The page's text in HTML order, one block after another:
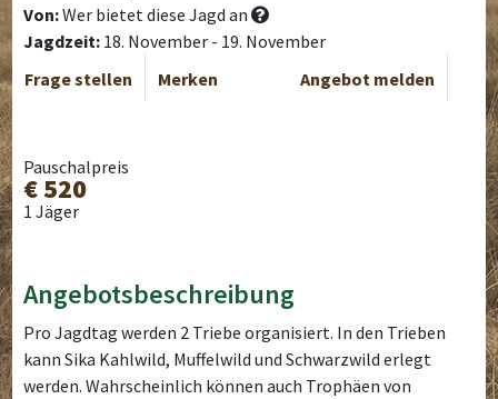
Von:Wer bietet diese Jagd an
Jagdzeit: 18. November - 19. November
Frage stellen
Merken Angebot melden
Pauschalpreis
€ 520
1 Jäger
Angebotsbeschreibung
Pro Jagdtag werden 2 Triebe organisiert. In den Trieben
kann Sika Kahlwild, Muffelwild und Schwarzwild erlegt
werden. Wahrscheinlich können auch Trophäen von